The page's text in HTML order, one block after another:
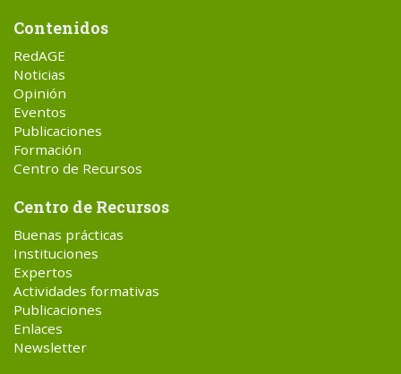
Contenidos
RedAGE
Noticias
Opinión
Eventos
Publicaciones
Formación
Centro de Recursos
Centro de Recursos
Buenas prácticas
Instituciones
Expertos
Actividades formativas
Publicaciones
Enlaces
Newsletter